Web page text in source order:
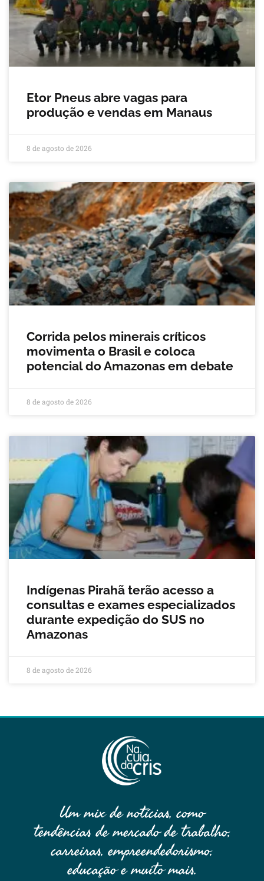
Etor Pneus abre vagas para
produção e vendas em Manaus
8 de agosto de 2026
Corrida pelos minerais críticos
movimenta o Brasil e coloca
potencial do Amazonas em debate
8 de agosto de 2026
Indígenas Pirahã terão acesso a
consultas e exames especializados
durante expedição do SUS no
Amazonas
8 de agosto de 2026
Um mix de notícias, como
tendências de mercado de trabalho,
carreiras, empreendedorismo,
educação e muito mais.